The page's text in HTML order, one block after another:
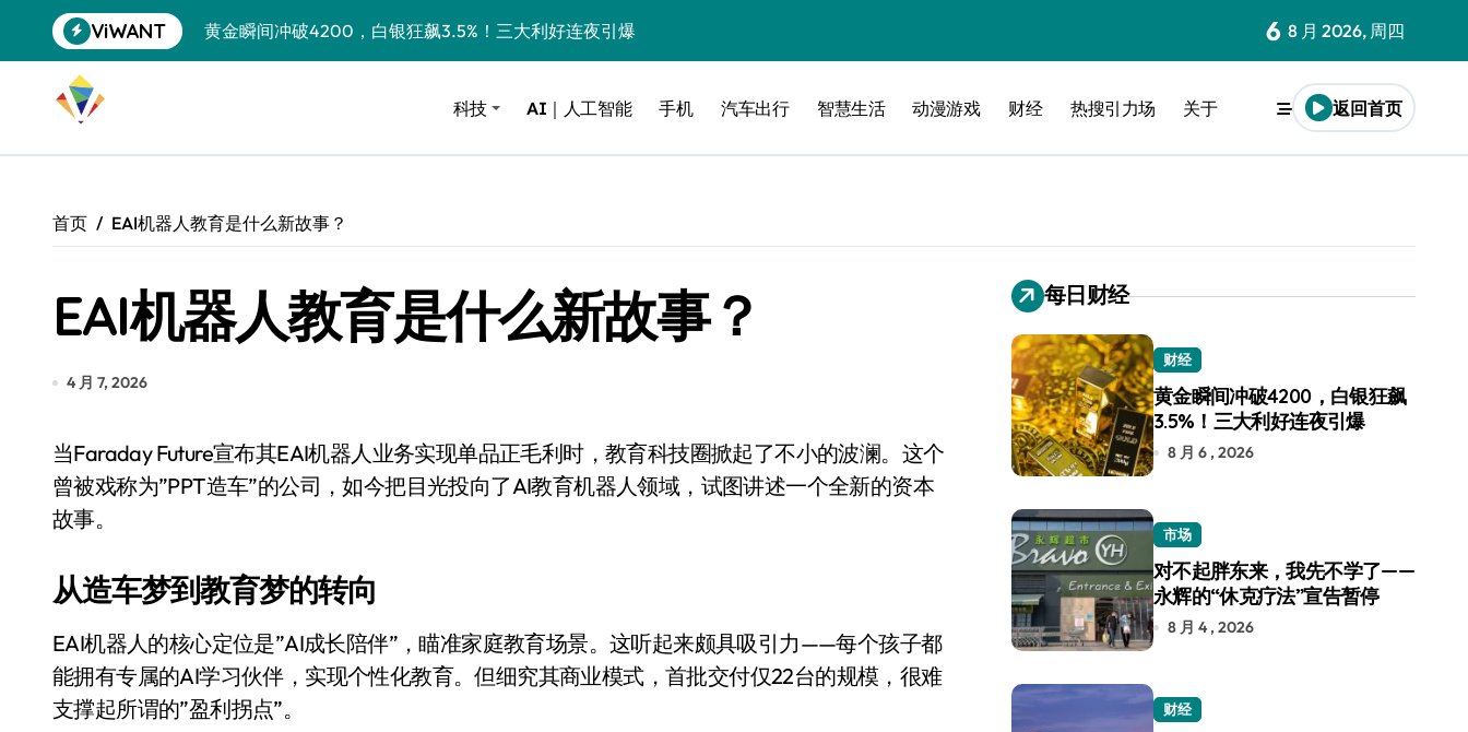
到
ViWANT
黄金瞬间冲破4200，白银狂飙3.5%！三大利好连夜引爆
Peloton 新车实测：屏幕能转、风扇怼脸，但最狠的是那个机械音
Xbox七月大崩盘：裁员3200、卖工作室、网络瘫了，微软这次真急了
谷歌DeepMind创始人辞去CEO，但继续“垂帘听政”？
全球最小U盘，容量却碾压iPhone 17顶配？闪迪这波操作太狠了
400层堆叠、性能翻倍 三星把最新存储技术给了AI
550亿美金！沙特把EA买了，但背了200亿的债
花钱买宝马，启动先看蜘蛛侠？”车主怒了：车内不是广告屏！
Windows 11家庭版和专业版，选错真的会后悔吗？
你的U盘格式对了吗？详解exFAT和NTFS的终极对决
6 8 月 2026, 周四
科技 AI｜人工智能 手机 汽车出行 智慧生活 动漫游戏 财经 热搜引力场 关于 返回首页
首页 EAI机器人教育是什么新故事？
EAI机器人教育是什么新故事？
4 月 7, 2026
当Faraday Future宣布其EAI机器人业务实现单品正毛利时，教育科技圈掀起了不小的波澜。这个
曾被戏称为”PPT造车”的公司，如今把目光投向了AI教育机器人领域，试图讲述一个全新的资本
故事。
从造车梦到教育梦的转向
EAI机器人的核心定位是”AI成长陪伴”，瞄准家庭教育场景。这听起来颇具吸引力——每个孩子都
能拥有专属的AI学习伙伴，实现个性化教育。但细究其商业模式，首批交付仅22台的规模，很难
支撑起所谓的”盈利拐点”。
每日财经
财经
黄金瞬间冲破4200，白银狂飙
3.5%！三大利好连夜引爆
8 月 6 , 2026
市场
对不起胖东来，我先不学了——
永辉的“休克疗法”宣告暂停
8 月 4 , 2026
财经